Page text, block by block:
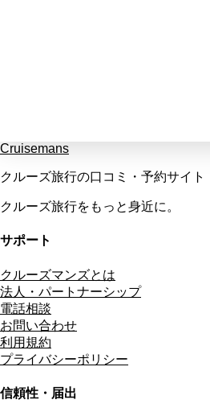
Cruisemans
クルーズ旅行の口コミ・予約サイト
クルーズ旅行をもっと身近に。
サポート
クルーズマンズとは
法人・パートナーシップ
電話相談
お問い合わせ
利用規約
プライバシーポリシー
信頼性・届出